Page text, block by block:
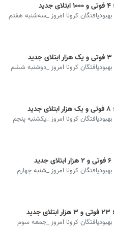
کرونا امروز _سه‌شنبه هفتم
کرونا امروز _دوشنبه ششم
کرونا امروز _یکشنبه پنجم
کرونا امروز _شنبه چهارم
کرونا امروز _جمعه سوم